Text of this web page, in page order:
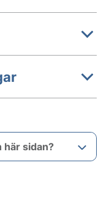
här sidan?